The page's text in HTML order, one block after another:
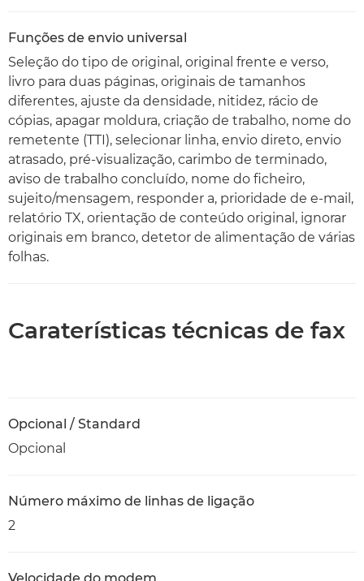
Funções de envio universal
Seleção do tipo de original, original frente e verso,
livro para duas páginas, originais de tamanhos
diferentes, ajuste da densidade, nitidez, rácio de
cópias, apagar moldura, criação de trabalho, nome do
remetente (TTI), selecionar linha, envio direto, envio
atrasado, pré-visualização, carimbo de terminado,
aviso de trabalho concluído, nome do ficheiro,
sujeito/mensagem, responder a, prioridade de e-mail,
relatório TX, orientação de conteúdo original, ignorar
originais em branco, detetor de alimentação de várias
folhas.
Caraterísticas técnicas de fax
Opcional / Standard
Opcional
Número máximo de linhas de ligação
2